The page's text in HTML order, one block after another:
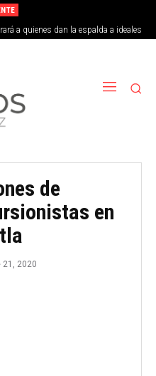
a quienes dan la espalda a ideales
4T
de
en
21, 2020